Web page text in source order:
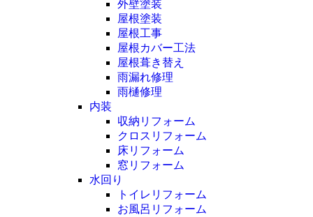
外壁塗装
屋根塗装
屋根工事
屋根カバー工法
屋根葺き替え
雨漏れ修理
雨樋修理
内装
収納リフォーム
クロスリフォーム
床リフォーム
窓リフォーム
水回り
トイレリフォーム
お風呂リフォーム